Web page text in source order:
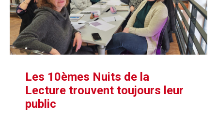
Les 10èmes Nuits de la
Lecture trouvent toujours leur
public